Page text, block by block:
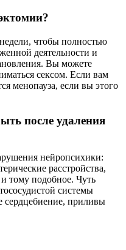
чтобы полностью
деятельности и
Вы можете
сексом. Если вам
менопауза, если вы этого
после удаления
нейропсихики:
расстройства,
тому подобное. Чуть
системы
сердцебиение, приливы